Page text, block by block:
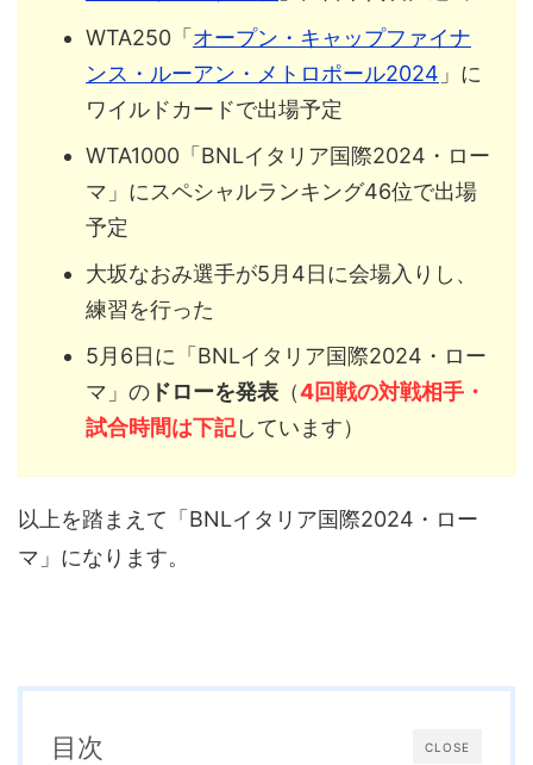
WTA250「 オープン・キャップファイナ
ンス・ルーアン・メトロポール2024 」に
ワイルドカードで出場予定
WTA1000「BNLイタリア国際2024・ロー
マ」にスペシャルランキング46位で出場
予定
大坂なおみ選手が5月4日に会場入りし、
練習を行った
5月6日に「BNLイタリア国際2024・ロー
マ」の ドローを発表 （4回戦の対戦相手・
試合時間は下記しています）
以上を踏まえて「BNLイタリア国際2024・ロー
マ」になります。
CLOSE
目次